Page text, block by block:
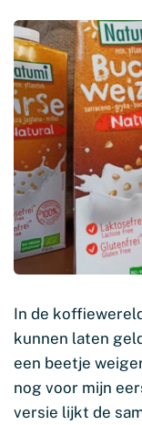
In de
kunnen laten
een beetje
nog voor mijn
versie lijkt de